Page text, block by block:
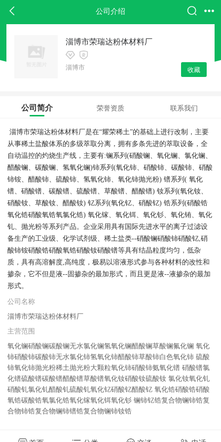
公司介绍
淄博市荣瑞达粉体材料厂
淄博市 收藏
公司简介 荣誉资质 联系我们
淄博市荣瑞达粉体材料厂是在“耀荣稀土”的基础上进行改制，主要
从事稀土盐酸体系的多级萃取分离，拥有多条先进的萃取设备，全
自动温控的灼烧生产线，主要有:镧系列(硝酸镧、氧化镧、氯化镧、
醋酸镧、碳酸镧、氢氧化镧)铈系列(氧化铈、硝酸铈、碳酸铈、硝酸
铈铵、醋酸铈、硫酸铈、氢氧化铈、氧化铈抛光粉) 镨系列( 氧化
镨、硝酸镨、碳酸镨、硫酸镨、草酸镨、醋酸镨) 钕系列(氧化钕、
硝酸钕、草酸钕、醋酸钕) 钇系列(氧化钇、硝酸钇) 锆系列(硝酸锆
氧化锆硝酸氧锆氧氯化锆) 氧化镓、氧化铒、氧化钐、氧化铕、氧化
钆、抛光粉等系列产品。企业采用具有国际先进水平的离子过滤设
备生产的工业级、化学试剂级、稀土盐类--硝酸镧硝酸铈硝酸钇,硝
酸铈铵硝酸锆硝酸氧锆硝酸钕硝酸镨等具有结晶粒度均匀，低杂
质，具有高溶解度,高纯度，极易以溶液形式参与各种材料的改性和
掺杂，它不但是液--固掺杂的最加形式，而且更是液--液掺杂的最加
形式。
公司名称
淄博市荣瑞达粉体材料厂
主营范围
氧化镧硝酸镧碳酸镧无水氯化镧氢氧化镧醋酸镧草酸镧氟化镧 氧化
铈硝酸铈碳酸铈无水氯化铈氢氧化铈醋酸铈草酸铈白色氧化铈 硫酸
铈氧化铈抛光粉稀土抛光粉大颗粒氧化铈硝酸铈氨氧化镨 硝酸镨氯
化镨硫酸镨碳酸镨醋酸镨草酸镨氧化钕硝酸钕硫酸钕 氯化钕氧化钆
硝酸钆氯化钆醋酸钆硫酸钆氧化钇硝酸钇醋酸钇 氧化锆硝酸锆硝酸
氧锆碳酸锆氧氯化锆氧化镓氧化铒氧化钐 镧铈钇锆复合物镧铈锆复
合物铈锆复合物镧铈镨锆复合物镧铈钕锆